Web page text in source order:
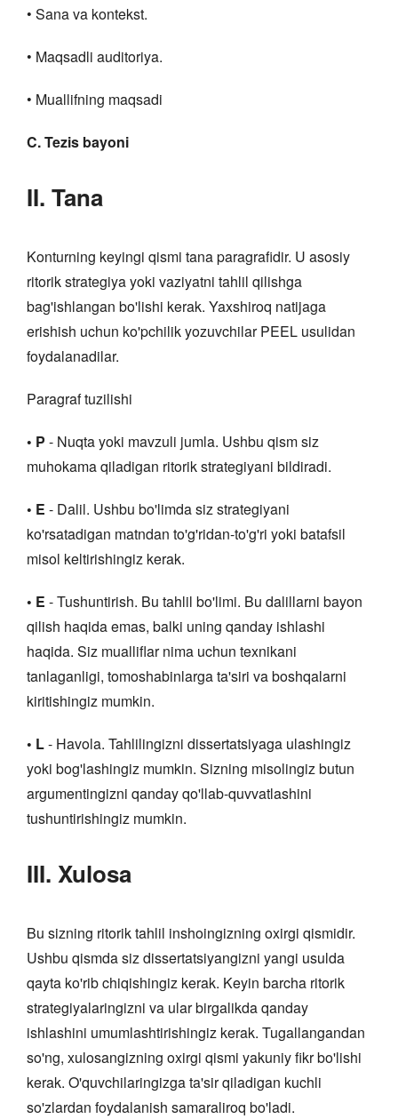
• Sana va kontekst.
• Maqsadli auditoriya.
• Muallifning maqsadi
C. Tezis bayoni
II. Tana
Konturning keyingi qismi tana paragrafidir. U asosiy
ritorik strategiya yoki vaziyatni tahlil qilishga
bag'ishlangan bo'lishi kerak. Yaxshiroq natijaga
erishish uchun ko'pchilik yozuvchilar PEEL usulidan
foydalanadilar.
Paragraf tuzilishi
• P - Nuqta yoki mavzuli jumla. Ushbu qism siz
muhokama qiladigan ritorik strategiyani bildiradi.
• E - Dalil. Ushbu bo'limda siz strategiyani
ko'rsatadigan matndan to'g'ridan-to'g'ri yoki batafsil
misol keltirishingiz kerak.
• E - Tushuntirish. Bu tahlil bo'limi. Bu dalillarni bayon
qilish haqida emas, balki uning qanday ishlashi
haqida. Siz mualliflar nima uchun texnikani
tanlaganligi, tomoshabinlarga ta'siri va boshqalarni
kiritishingiz mumkin.
• L- Havola. Tahlilingizni dissertatsiyaga ulashingiz
yoki bog'lashingiz mumkin. Sizning misolingiz butun
argumentingizni qanday qo'llab-quvvatlashini
tushuntirishingiz mumkin.
III. Xulosa
Bu sizning ritorik tahlil inshoingizning oxirgi qismidir.
Ushbu qismda siz dissertatsiyangizni yangi usulda
qayta ko'rib chiqishingiz kerak. Keyin barcha ritorik
strategiyalaringizni va ular birgalikda qanday
ishlashini umumlashtirishingiz kerak. Tugallangandan
so'ng, xulosangizning oxirgi qismi yakuniy fikr bo'lishi
kerak. O'quvchilaringizga ta'sir qiladigan kuchli
so'zlardan foydalanish samaraliroq bo'ladi.